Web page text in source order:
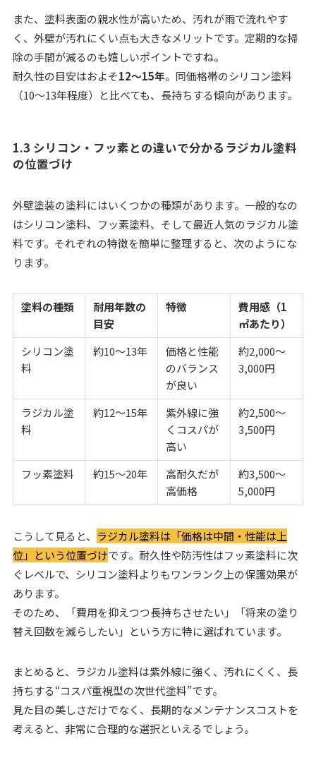
また、塗料表面の親水性が高いため、汚れが雨で流れやす
く、外壁が汚れにくい点も大きなメリットです。定期的な掃
除の手間が減るのも嬉しいポイントですね。
耐久性の目安はおよそ12〜15年。同価格帯のシリコン塗料
（10〜13年程度）と比べても、長持ちする傾向があります。
1.3 シリコン・フッ素との違いで分かるラジカル塗料
の位置づけ
外壁塗装の塗料にはいくつかの種類があります。一般的なの
はシリコン塗料、フッ素塗料、そして最近人気のラジカル塗
料です。それぞれの特徴を簡単に整理すると、次のようにな
ります。
塗料の種類
耐用年数の
目安
特徴
費用感（1
㎡あたり）
シリコン塗
料
約10〜13年
価格と性能
のバランス
が良い
約2,000〜
3,000円
ラジカル塗
料
約12〜15年
紫外線に強
くコスパが
高い
約2,500〜
3,500円
フッ素塗料 約15〜20年
高耐久だが
高価格
約3,500〜
5,000円
こうして見ると、 ラジカル塗料は「価格は中間・性能は上
位」という位置づけです。耐久性や防汚性はフッ素塗料に次
ぐレベルで、シリコン塗料よりもワンランク上の保護効果が
あります。
そのため、「費用を抑えつつ長持ちさせたい」「将来の塗り
替え回数を減らしたい」という方に特に選ばれています。
まとめると、ラジカル塗料は紫外線に強く、汚れにくく、長
持ちする“コスパ重視型の次世代塗料”です。
見た目の美しさだけでなく、長期的なメンテナンスコストを
考えると、非常に合理的な選択といえるでしょう。